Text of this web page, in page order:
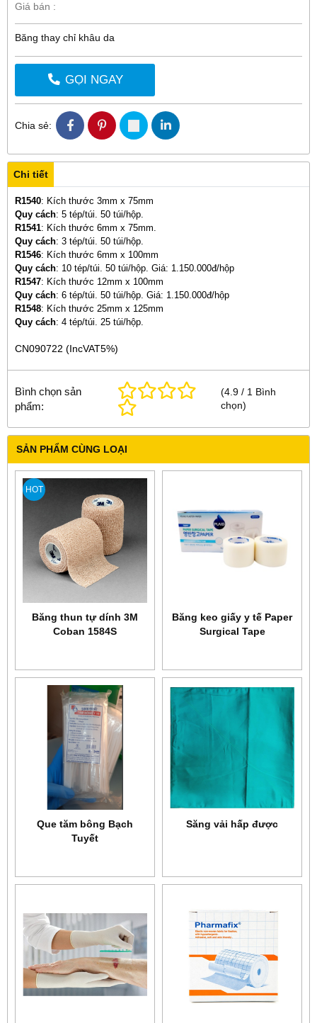
Giá bán :
Băng thay chỉ khâu da
GỌI NGAY
Chia sẻ:
Chi tiết
R1540: Kích thước 3mm x 75mm
Quy cách: 5 tép/túi. 50 túi/hộp.
R1541: Kích thước 6mm x 75mm.
Quy cách: 3 tép/túi. 50 túi/hộp.
R1546: Kích thước 6mm x 100mm
Quy cách: 10 tép/túi. 50 túi/hộp. Giá: 1.150.000đ/hộp
R1547: Kích thước 12mm x 100mm
Quy cách: 6 tép/túi. 50 túi/hộp. Giá: 1.150.000đ/hộp
R1548: Kích thước 25mm x 125mm
Quy cách: 4 tép/túi. 25 túi/hộp.
CN090722 (IncVAT5%)
Bình chọn sản
phẩm:
(4.9 / 1 Bình
chọn)
SẢN PHẨM CÙNG LOẠI
HOT
Băng thun tự dính 3M
Coban 1584S
Băng keo giấy y tế Paper
Surgical Tape
Que tăm bông Bạch
Tuyết
Săng vải hấp được